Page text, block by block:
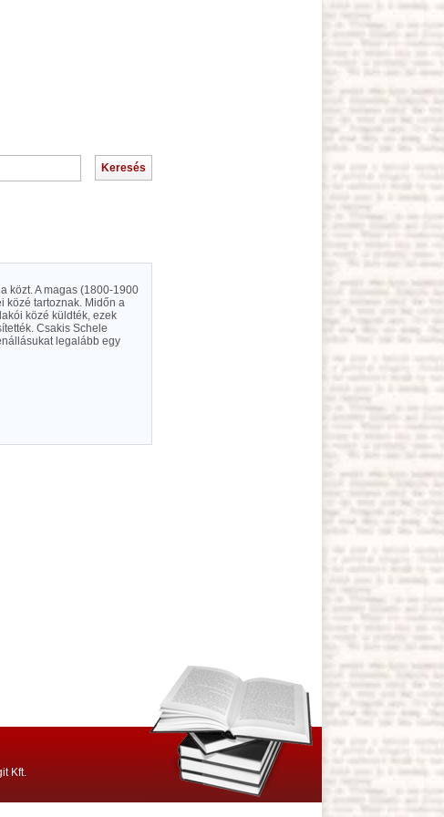
közt. A magas (1800-1900
közé tartoznak. Midőn a
közé küldték, ezek
Csakis Schele
legalább egy
Kft.